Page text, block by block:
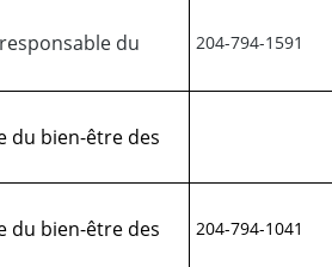
du
204-794-1591
du bien-être des
du bien-être des
204-794-1041